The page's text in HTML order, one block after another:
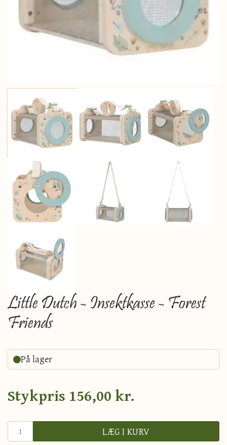
Little Dutch - Insektkasse - Forest
Friends
På lager
Stykpris 156,00 kr.
LÆG I KURV